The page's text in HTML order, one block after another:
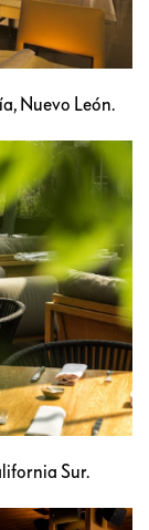
Nuevo León.
Sur.